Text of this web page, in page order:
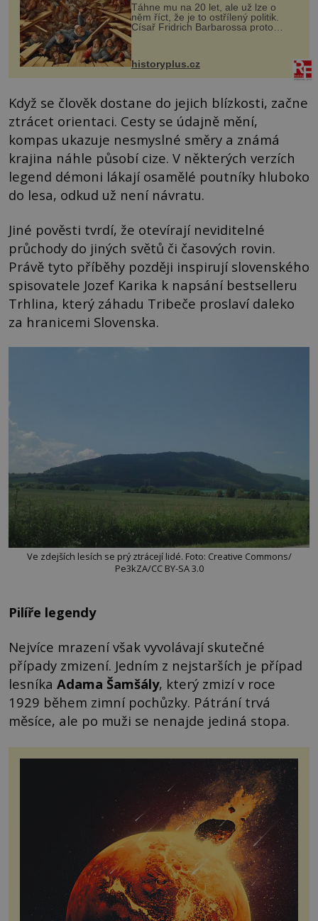
Táhne mu na 20 let, ale už lze o
něm říct, že je to ostřílený politik.
Císař Fridrich Barbarossa proto
posílá svého syna a dědice Jindřicha
VI. do Erfurtu, aby se stal
prostředníkem při řešení sporu m...
historyplus.cz
Když se člověk dostane do jejich blízkosti, začne
ztrácet orientaci. Cesty se údajně mění,
kompas ukazuje nesmyslné směry a známá
krajina náhle působí cize. V některých verzích
legend démoni lákají osamělé poutníky hluboko
do lesa, odkud už není návratu.
Jiné pověsti tvrdí, že otevírají neviditelné
průchody do jiných světů či časových rovin.
Právě tyto příběhy později inspirují slovenského
spisovatele Jozef Karika k napsání bestselleru
Trhlina, který záhadu Tribeče proslaví daleko
za hranicemi Slovenska.
Ve zdejších lesích se prý ztrácejí lidé. Foto: Creative Commons/
Pe3kZA/CC BY-SA 3.0
Pilíře legendy
Nejvíce mrazení však vyvolávají skutečné
případy zmizení. Jedním z nejstarších je případ
lesníka Adama Šamšály, který zmizí v roce
1929 během zimní pochůzky. Pátrání trvá
měsíce, ale po muži se nenajde jediná stopa.